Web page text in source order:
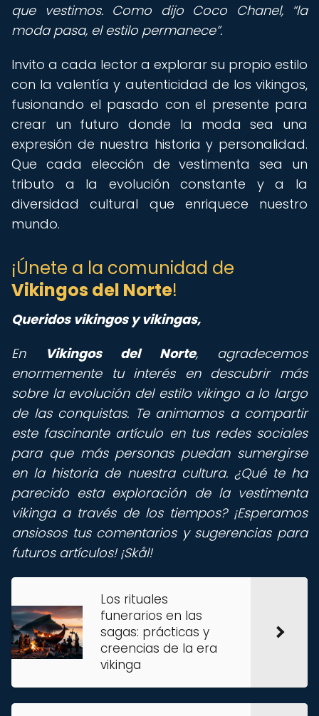
que vestimos. Como dijo Coco Chanel,
la
moda pasa, el estilo permanece .
Invito a cada lector a explorar su propio estilo
con la valentía y autenticidad de los vikingos,
fusionando el pasado con el presente para
crear un futuro donde la moda sea una
expresión de nuestra historia y personalidad.
Que cada elección de vestimenta sea un
tributo a la evolución constante y a la
diversidad cultural que enriquece nuestro
mundo.
¡Únete a la comunidad de
Vikingos del Norte!
Queridos vikingos y vikingas,
En
Vikingos del Norte, agradecemos
enormemente tu interés en descubrir más
sobre la evolución del estilo vikingo a lo largo
de las conquistas. Te animamos a compartir
este fascinante artículo en tus redes sociales
para que más personas puedan sumergirse
en la historia de nuestra cultura. ¿Qué te ha
parecido esta exploración de la vestimenta
vikinga a través de los tiempos? ¡Esperamos
ansiosos tus comentarios y sugerencias para
futuros artículos! ¡Skål!
Los rituales
funerarios en las
sagas: prácticas y
creencias de la era
vikinga